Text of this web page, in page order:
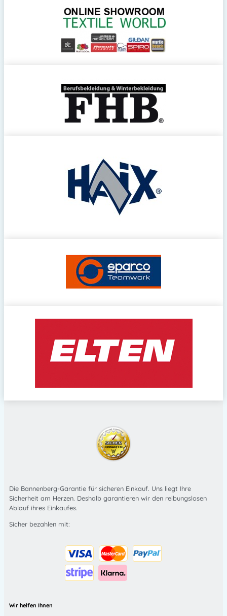
Die Bannenberg-Garantie für sicheren Einkauf. Uns liegt Ihre
Sicherheit am Herzen. Deshalb garantieren wir den reibungslosen
Ablauf ihres Einkaufes.
Sicher bezahlen mit:
Wir helfen Ihnen